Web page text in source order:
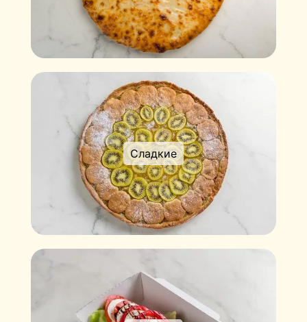
Сладкие